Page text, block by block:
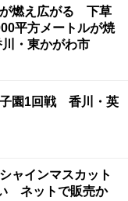
燃え広がる 下草
平方メートルが焼
・東かがわ市
子園1回戦 香川・英
ャインマスカット
ネットで販売か